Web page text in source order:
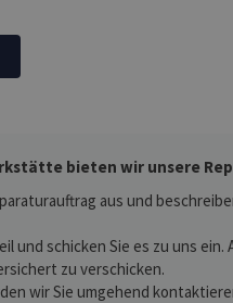
bieten wir unsere
aus und
und schicken Sie es zu uns
zu verschicken.
wir Sie umgehend